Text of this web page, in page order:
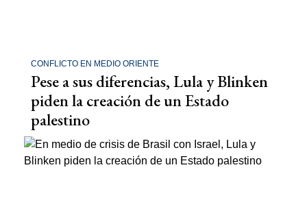
CONFLICTO EN MEDIO ORIENTE
Pese a sus diferencias, Lula y Blinken
piden la creación de un Estado
palestino